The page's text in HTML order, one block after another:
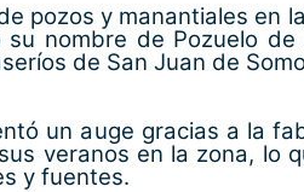
pozos y manantiales en
nombre de Pozuelo
de San Juan de
un auge gracias a la
veranos en la zona, lo
y fuentes.